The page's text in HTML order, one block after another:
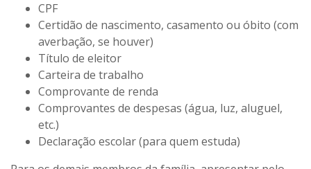
CPF
Certidão de nascimento, casamento ou óbito (com
averbação, se houver)
Título de eleitor
Carteira de trabalho
Comprovante de renda
Comprovantes de despesas (água, luz, aluguel,
etc.)
Declaração escolar (para quem estuda)